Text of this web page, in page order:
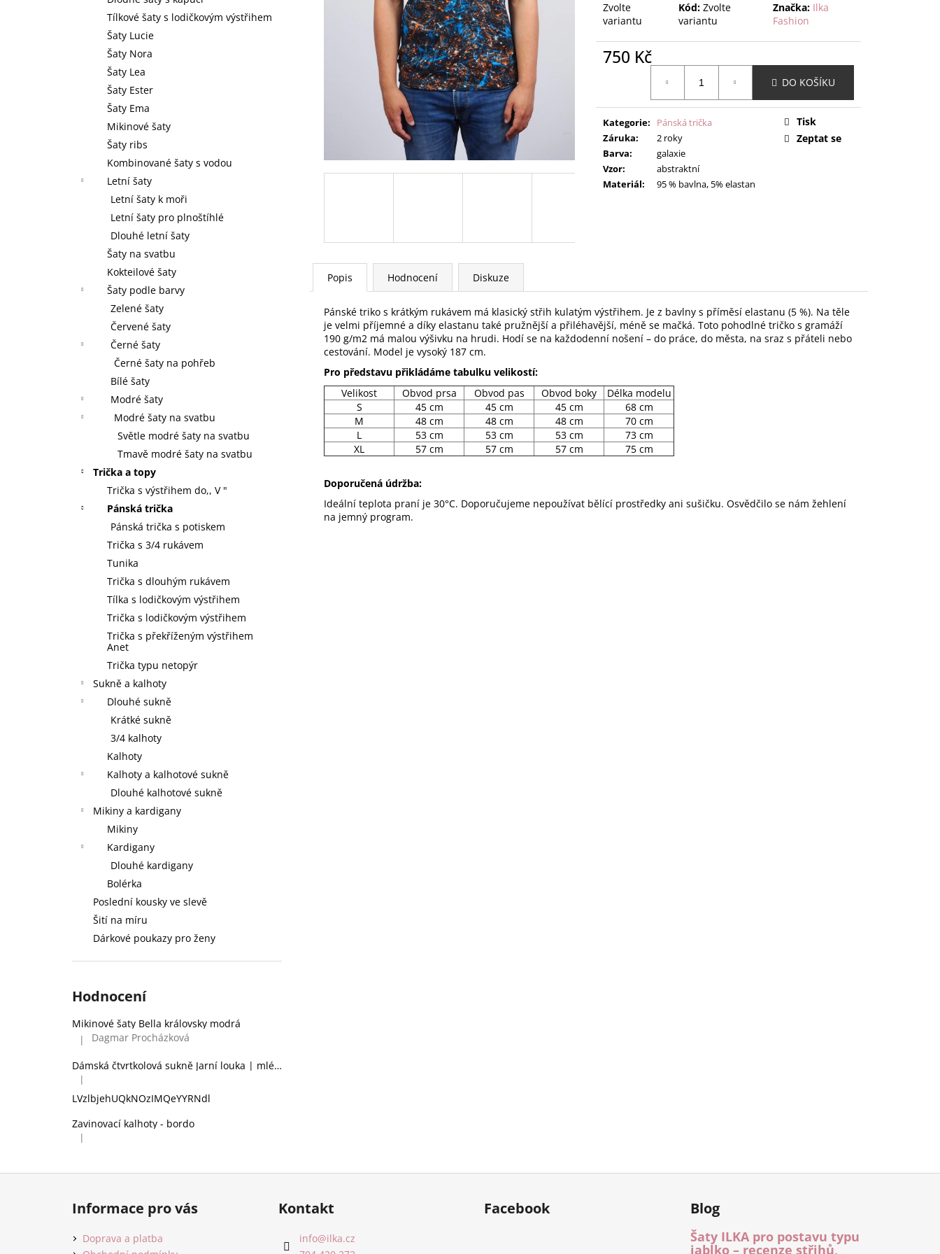
Tílkové šaty s lodičkovým výstřihem
Šaty Lucie
Šaty Nora
Šaty Lea
Šaty Ester
Šaty Ema
Mikinové šaty
Šaty ribs
Kombinované šaty s vodou
Letní šaty
Letní šaty k moři
Letní šaty pro plnoštíhlé
Dlouhé letní šaty
Šaty na svatbu
Kokteilové šaty
Šaty podle barvy
Zelené šaty
Červené šaty
Černé šaty
Černé šaty na pohřeb
Bílé šaty
Modré šaty
Modré šaty na svatbu
Světle modré šaty na svatbu
Tmavě modré šaty na svatbu
Trička a topy
Trička s výstřihem do,, V "
Pánská trička
Pánská trička s potiskem
Trička s 3/4 rukávem
Tunika
Trička s dlouhým rukávem
Tílka s lodičkovým výstřihem
Trička s lodičkovým výstřihem
Trička s překříženým výstřihem
Anet
Trička typu netopýr
Sukně a kalhoty
Dlouhé sukně
Krátké sukně
3/4 kalhoty
Kalhoty
Kalhoty a kalhotové sukně
Dlouhé kalhotové sukně
Mikiny a kardigany
Mikiny
Kardigany
Dlouhé kardigany
Bolérka
Poslední kousky ve slevě
Šití na míru
Dárkové poukazy pro ženy
Hodnocení
Mikinové šaty Bella královsky modrá
Hodnocení produktu je 5 z 5 hvězdiček.
| Dagmar Procházková
Dámská čtvrtkolová sukně Jarní louka | mléčné hedvábí
Hodnocení produktu je 2 z 5 hvězdiček.
|
LVzlbjehUQkNOzIMQeYYRNdl
Zavinovací kalhoty - bordo
Hodnocení produktu je 5 z 5 hvězdiček.
|
Zvolte
variantu
Kód: Zvolte
variantu
Značka: Ilka
Fashion
750 Kč
DO KOŠÍKU
Kategorie:
Pánská trička
Záruka:
2 roky
Barva:
galaxie
Vzor:
abstraktní
Materiál: 95 % bavlna, 5% elastan
Tisk
Zeptat se
Popis Hodnocení Diskuze
Pánské triko s krátkým rukávem má klasický střih kulatým výstřihem. Je z bavlny s příměsí elastanu (5 %). Na těle
je velmi příjemné a díky elastanu také pružnější a přiléhavější, méně se mačká. Toto pohodlné tričko s gramáží
190 g/m2 má malou výšivku na hrudi. Hodí se na každodenní nošení – do práce, do města, na sraz s přáteli nebo
cestování. Model je vysoký 187 cm.
Pro představu přikládáme tabulku velikostí:
Velikost
Obvod prsa Obvod pas Obvod boky
Délka modelu
S
45 cm 45 cm 45 cm
68 cm
M
48 cm 48 cm 48 cm
70 cm
L
53 cm 53 cm 53 cm
73 cm
XL
57 cm 57 cm 57 cm 75 cm
Doporučená údržba:
Ideální teplota praní je 30°C. Doporučujeme nepoužívat bělící prostředky ani sušičku. Osvědčilo se nám žehlení
na jemný program.
Z
Informace pro vás
Doprava a platba
Kontakt
info@ilka.cz
Facebook Blog
Šaty ILKA pro postavu typu
jablko – recenze střihů,